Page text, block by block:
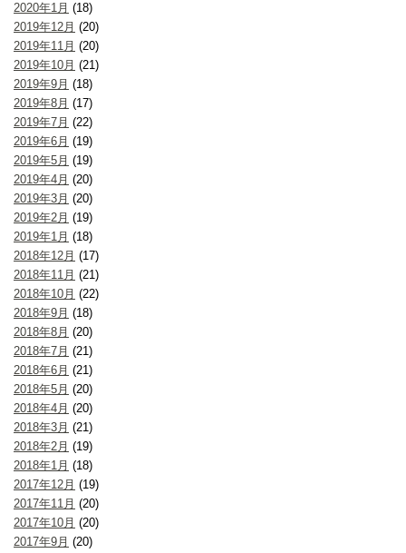
2020年1月 (18)
2019年12月 (20)
2019年11月 (20)
2019年10月 (21)
2019年9月 (18)
2019年8月 (17)
2019年7月 (22)
2019年6月 (19)
2019年5月 (19)
2019年4月 (20)
2019年3月 (20)
2019年2月 (19)
2019年1月 (18)
2018年12月 (17)
2018年11月 (21)
2018年10月 (22)
2018年9月 (18)
2018年8月 (20)
2018年7月 (21)
2018年6月 (21)
2018年5月 (20)
2018年4月 (20)
2018年3月 (21)
2018年2月 (19)
2018年1月 (18)
2017年12月 (19)
2017年11月 (20)
2017年10月 (20)
2017年9月 (20)